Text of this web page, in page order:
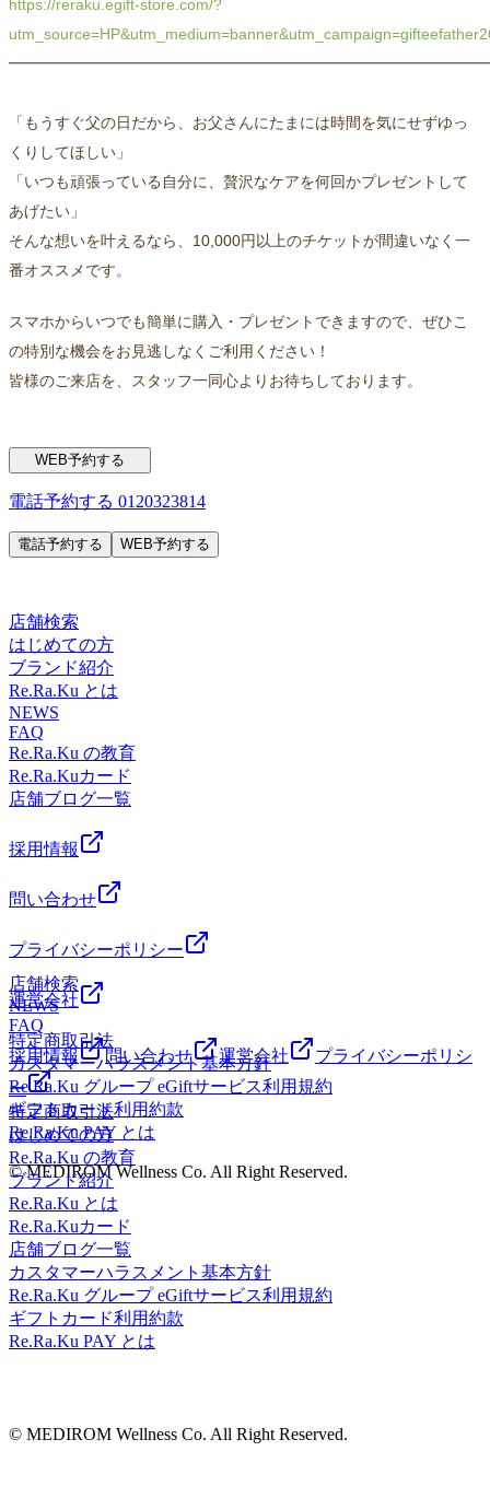
https://reraku.egift-store.com/?
「もうすぐ父の日だから、お父さんにたまには時間を気にせずゆっ
くりしてほしい」
「いつも頑張っている自分に、贅沢なケアを何回かプレゼントして
あげたい」
そんな想いを叶えるなら、10,000円以上のチケットが間違いなく一
番オススメです。
スマホからいつでも簡単に購入・プレゼントできますので、ぜひこ
の特別な機会をお見逃しなくご利用ください！
皆様のご来店を、スタッフ一同心よりお待ちしております。
WEB予約する
電話予約する 0120323814
電話予約する WEB予約する
店舗検索
はじめての方
ブランド紹介
Re.Ra.Ku とは
NEWS
FAQ
Re.Ra.Ku の教育
Re.Ra.Kuカード
店舗ブログ一覧
採用情報
問い合わせ
プライバシーポリシー
運営会社
特定商取引法
カスタマーハラスメント基本方針
Re.Ra.Ku グループ eGiftサービス利用規約
ギフトカード利用約款
Re.Ra.Ku PAY とは
© MEDIROM Wellness Co. All Right Reserved.
店舗検索
NEWS
FAQ
採用情報
問い合わせ 運営会社
プライバシーポリシ
ー
特定商取引法
はじめての方
Re.Ra.Ku の教育
ブランド紹介
Re.Ra.Ku とは
Re.Ra.Kuカード
店舗ブログ一覧
カスタマーハラスメント基本方針
Re.Ra.Ku グループ eGiftサービス利用規約
ギフトカード利用約款
Re.Ra.Ku PAY とは
© MEDIROM Wellness Co. All Right Reserved.